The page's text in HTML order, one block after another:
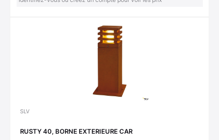
SLV
RUSTY 40, BORNE EXTERIEURE CAR